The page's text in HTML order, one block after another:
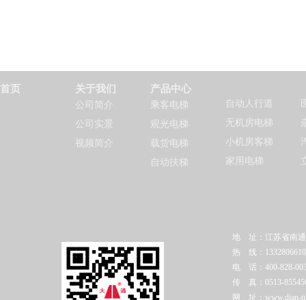
首页 关于我们
公司简介
公司实景
视频简介
产品中心
乘客电梯
观光电梯
载货电梯
自动扶梯
自动人行道
无机房电梯
小机房客梯
家用电梯
地 址：江苏省南通
热 线：
电 话：400-828-
传 真：0513-
网 址：www.dian-